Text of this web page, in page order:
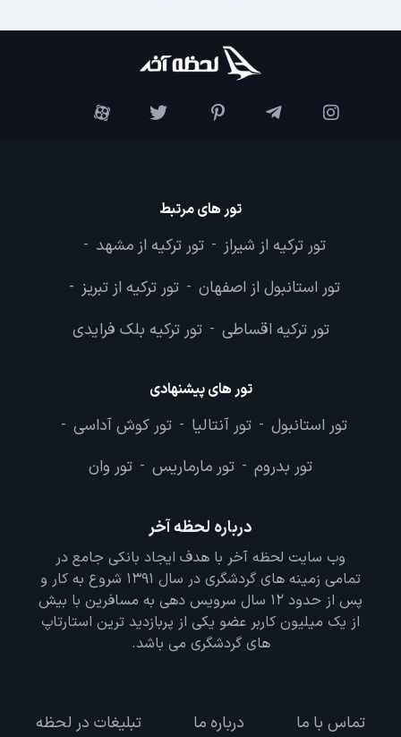
تور های مرتبط
تور ترکیه از شیراز - تور ترکیه از مشهد -
تور استانبول از اصفهان - تور ترکیه از تبریز -
تور ترکیه اقساطی - تور ترکیه بلک فرایدی
تور های پیشنهادی
تور استانبول - تور آنتالیا - تور کوش آداسی -
تور بدروم - تور مارماریس - تور وان
درباره لحظه آخر
وب سایت لحظه آخر با هدف ایجاد بانکی جامع در
تمامی زمینه های گردشگری در سال 1391 شروع به کار و
پس از حدود 12 سال سرویس دهی به مسافرین با بیش
از یک میلیون کاربر عضو یکی از پربازدید ترین استارتاپ
های گردشگری می باشد.
تماس با ما درباره ما تبلیغات در لحظه